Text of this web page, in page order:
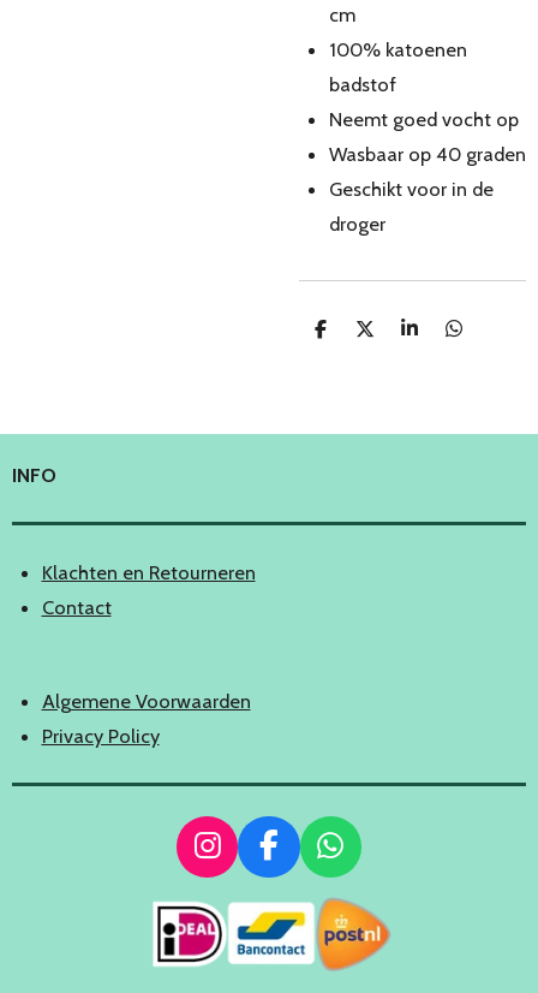
cm
100% katoenen
badstof
Neemt goed vocht op
Wasbaar op 40 graden
Geschikt voor in de
droger
D
D
S
D
INFO
Klachten en Retourneren
Contact
Algemene Voorwaarden
Privacy Policy
I
n
s
t
a
F
a
c
e
b
W
h
a
t
s